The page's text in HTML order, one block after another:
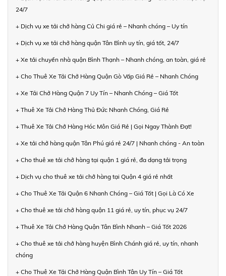
24/7
+ Dịch vụ xe tải chở hàng Củ Chi giá rẻ – Nhanh chóng – Uy tín
+ Dịch vụ xe tải chở hàng quận Tân Bình uy tín, giá tốt, 24/7
+ Xe tải chuyển nhà quận Bình Thạnh – Nhanh chóng, an toàn, giá rẻ
+ Cho Thuê Xe Tải Chở Hàng Quận Gò Vấp Giá Rẻ – Nhanh Chóng
+ Xe Tải Chở Hàng Quận 7 Uy Tín – Nhanh Chóng – Giá Tốt
+ Thuê Xe Tải Chở Hàng Thủ Đức Nhanh Chóng, Giá Rẻ
+ Thuê Xe Tải Chở Hàng Hóc Môn Giá Rẻ | Gọi Ngay Thành Đạt!
+ Xe tải chở hàng quận Tân Phú giá rẻ 24/7 | Nhanh chóng - An toàn
+ Cho thuê xe tải chở hàng tại quận 1 giá rẻ, đa dạng tải trọng
+ Dịch vụ cho thuê xe tải chở hàng tại Quận 4 giá rẻ nhất
+ Cho Thuê Xe Tải Quận 6 Nhanh Chóng – Giá Tốt | Gọi Là Có Xe
+ Cho thuê xe tải chở hàng quận 11 giá rẻ, uy tín, phục vụ 24/7
+ Thuê Xe Tải Chở Hàng Quận Tân Bình Nhanh – Giá Tốt 2026
+ Cho thuê xe tải chở hàng huyện Bình Chánh giá rẻ, uy tín, nhanh
chóng
+ Cho Thuê Xe Tải Chở Hàng Quận Bình Tân Uy Tín – Giá Tốt